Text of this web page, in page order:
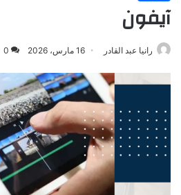
آيفون
رانيا عبد القادر 16 مارس، 2026 0